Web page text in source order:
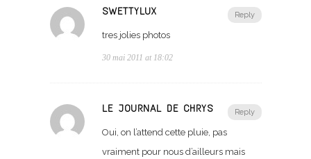
Reply
SWETTYLUX
tres jolies photos
30 mai 2011 at 18:02
Reply
LE JOURNAL DE CHRYS
Oui, on l’attend cette pluie, pas
vraiment pour nous d’ailleurs mais